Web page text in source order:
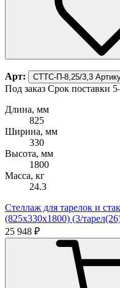
Арт: СТТС-П-8,25/3,3
Под заказ Срок поставки
Длина, мм
825
Ширина, мм
330
Высота, мм
1800
Масса, кг
24.3
Стеллаж для тарелок и
(825х330х1800) (3/
25 948 ₽